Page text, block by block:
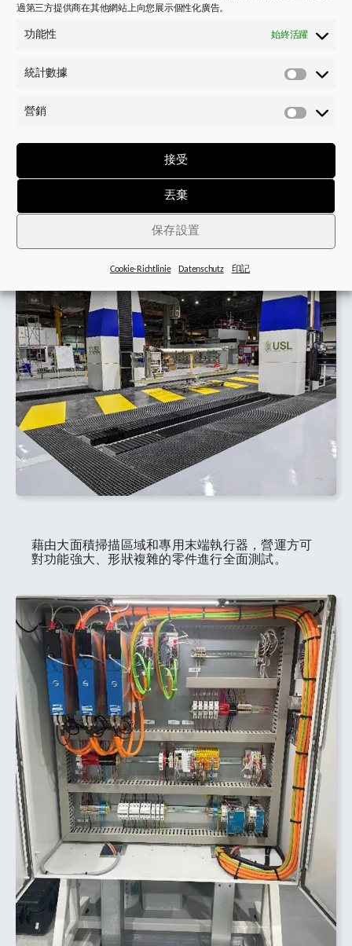
過第三方提供商在其他網站上向您展示個性化廣告。
功能性 始終活躍
統計數據
數
營銷
接受
丟棄
保存設置
Cookie-Richtlinie Datenschutz 印記
為因應一家航空領域客戶之需求，Ultrasonic Sc​​
藉由大面積掃描區域和專用末端執行器，營運方可
對功能強大、形狀複雜的零件進行全面測試。